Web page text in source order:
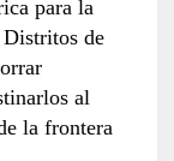
para la
de
al
la frontera